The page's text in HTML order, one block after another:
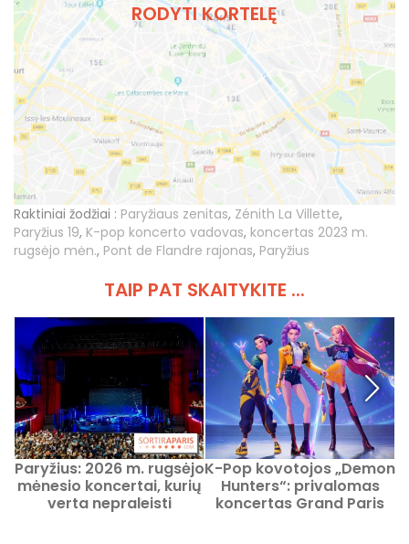
RODYTI KORTELĘ
Raktiniai žodžiai : Paryžiaus zenitas, Zénith La Villette,
Paryžius 19, K-pop koncerto vadovas, koncertas 2023 m.
rugsėjo mėn., Pont de Flandre rajonas, Paryžius
TAIP PAT SKAITYKITE ...
Paryžius: 2026 m. rugsėjo
mėnesio koncertai, kurių
verta nepraleisti
K-Pop kovotojos „Demon
Hunters“: privalomas
koncertas Grand Paris